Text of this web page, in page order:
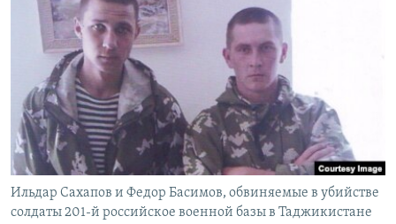
ТОҶИКӢ
TÜRKMENÇE
Все сайты РСЕ/РС
Ильдар Сахапов и Федор Басимов, обвиняемые в убийстве
солдаты 201-й российское военной базы в Таджикистане